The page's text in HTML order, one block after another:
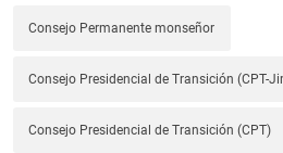
Consejo Permanente monseñor
Consejo Presidencial de Transición (CPT-
Consejo Presidencial de Transición (CPT)